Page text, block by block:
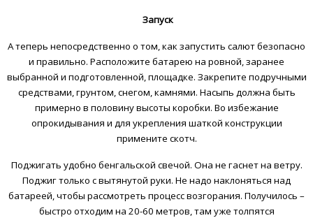
Запуск
А теперь непосредственно о том, как запустить салют безопасно
и правильно. Расположите батарею на ровной, заранее
выбранной и подготовленной, площадке. Закрепите подручными
средствами, грунтом, снегом, камнями. Насыпь должна быть
примерно в половину высоты коробки. Во избежание
опрокидывания и для укрепления шаткой конструкции
примените скотч.
Поджигать удобно бенгальской свечой. Она не гаснет на ветру.
Поджиг только с вытянутой руки. Не надо наклоняться над
батареей, чтобы рассмотреть процесс возгорания. Получилось –
быстро отходим на 20-60 метров, там уже толпятся